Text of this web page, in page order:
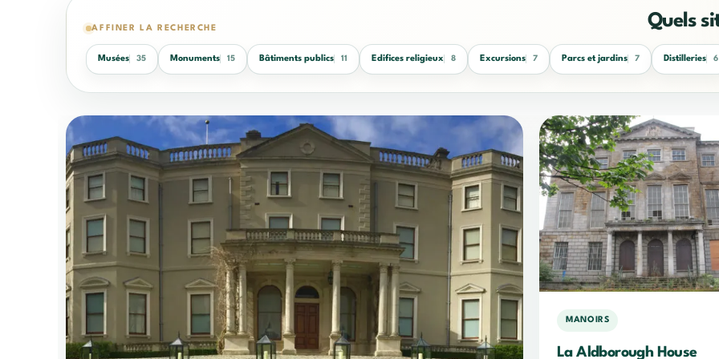
AFFINER LA RECHERCHE Quels
Musées 35 Monuments 15 Bâtiments publics 11 Edifices religieux 8 Excursions 7 Parcs et jardins 7 Distilleries 6
MANOIRS
La Aldborough House